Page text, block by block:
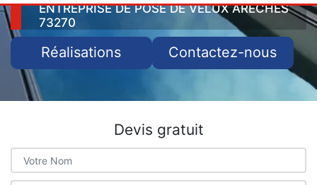
ENTREPRISE DE POSE DE VELUX ARECHES
73270
Réalisations Contactez-nous
Devis gratuit